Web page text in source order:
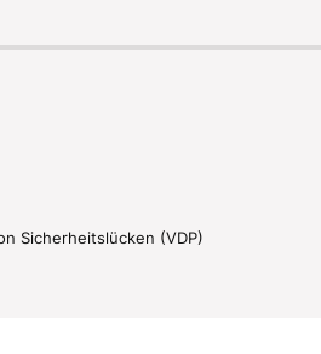
Sicherheitslücken (VDP)